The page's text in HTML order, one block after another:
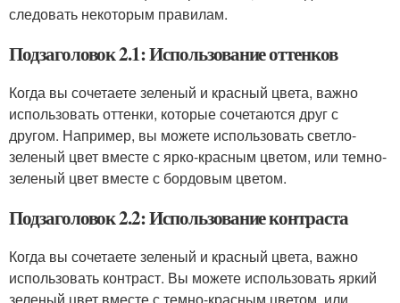
следовать некоторым правилам.
Подзаголовок 2.1: Использование оттенков
Когда вы сочетаете зеленый и красный цвета, важно
использовать оттенки, которые сочетаются друг с
другом. Например, вы можете использовать светло-
зеленый цвет вместе с ярко-красным цветом, или темно-
зеленый цвет вместе с бордовым цветом.
Подзаголовок 2.2: Использование контраста
Когда вы сочетаете зеленый и красный цвета, важно
использовать контраст. Вы можете использовать яркий